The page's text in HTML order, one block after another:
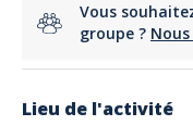
Vous
groupe ?
Lieu de l'activité